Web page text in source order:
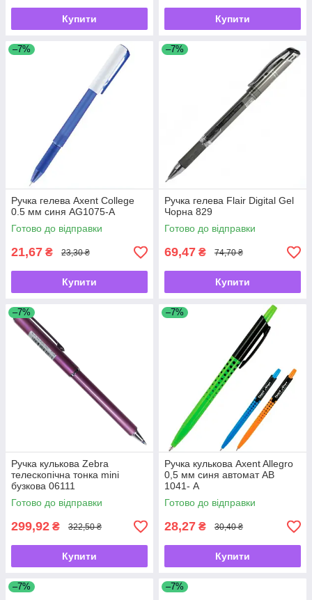
Купити Купити
–7%
Ручка гелева Axent College
0.5 мм синя AG1075-А
Готово до відправки
21,67 ₴ 23,30 ₴
Купити
–7%
Ручка гелева Flair Digital Gel
Чорна 829
Готово до відправки
69,47 ₴ 74,70 ₴
Купити
–7%
Ручка кулькова Zebra
телескопічна тонка mini
бузкова 06111
Готово до відправки
299,92 ₴ 322,50 ₴
Купити
–7%
Ручка кулькова Axent Allegro
0,5 мм синя автомат АВ
1041- А
Готово до відправки
28,27 ₴ 30,40 ₴
Купити
–7% –7%